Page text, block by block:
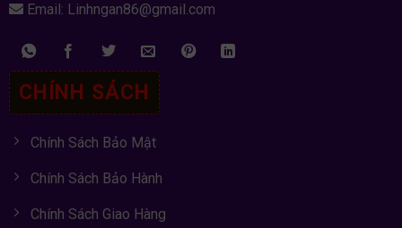
Email: Linhngan86@gmail.com
CHÍNH SÁCH
Chính Sách Bảo Mật
Chính Sách Bảo Hành
Chính Sách Giao Hàng